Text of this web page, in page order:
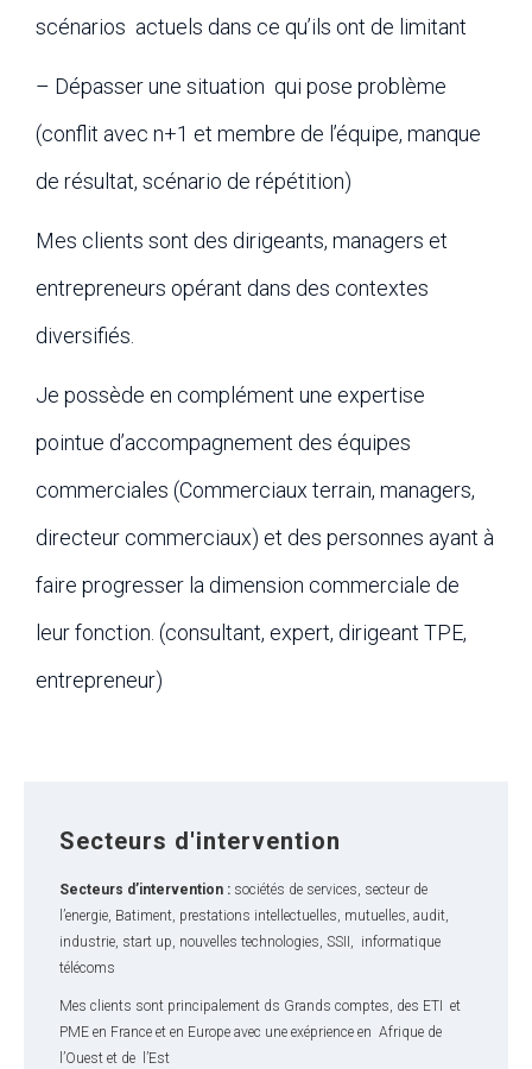
scénarios actuels dans ce qu’ils ont de limitant
– Dépasser une situation qui pose problème
(conflit avec n+1 et membre de l’équipe, manque
de résultat, scénario de répétition)
Mes clients sont des dirigeants, managers et
entrepreneurs opérant dans des contextes
diversifiés.
Je possède en complément une expertise
pointue d’accompagnement des équipes
commerciales (Commerciaux terrain, managers,
directeur commerciaux) et des personnes ayant à
faire progresser la dimension commerciale de
leur fonction. (consultant, expert, dirigeant TPE,
entrepreneur)
Secteurs d'intervention
Secteurs d’intervention : sociétés de services, secteur de
l’energie, Batiment, prestations intellectuelles, mutuelles, audit,
industrie, start up, nouvelles technologies, SSII, informatique
télécoms
Mes clients sont principalement ds Grands comptes, des ETI et
PME en France et en Europe avec une exéprience en Afrique de
l’Ouest et de l’Est